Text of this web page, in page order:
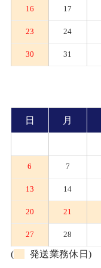
16 17
23 24
30 31
日 月
6 7
13 14
20 21
27 28
( 発送業務休日)